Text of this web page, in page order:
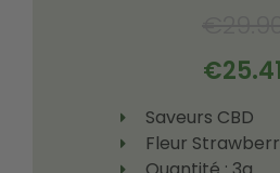
€25.41
Saveurs CBD
Fleur